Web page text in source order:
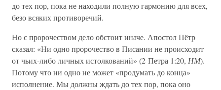
до тех пор, пока не находили полную гармонию для всех,
безо всяких противоречий.
Но с пророчеством дело обстоит иначе. Апостол Пётр
сказал: «Ни одно пророчество в Писании не происходит
от чьих-либо личных истолкований» (2 Петра 1:20, НМ).
Потому что ни одно не может «продумать до конца»
исполнение. Мы должны ждать до тех пор, пока оно